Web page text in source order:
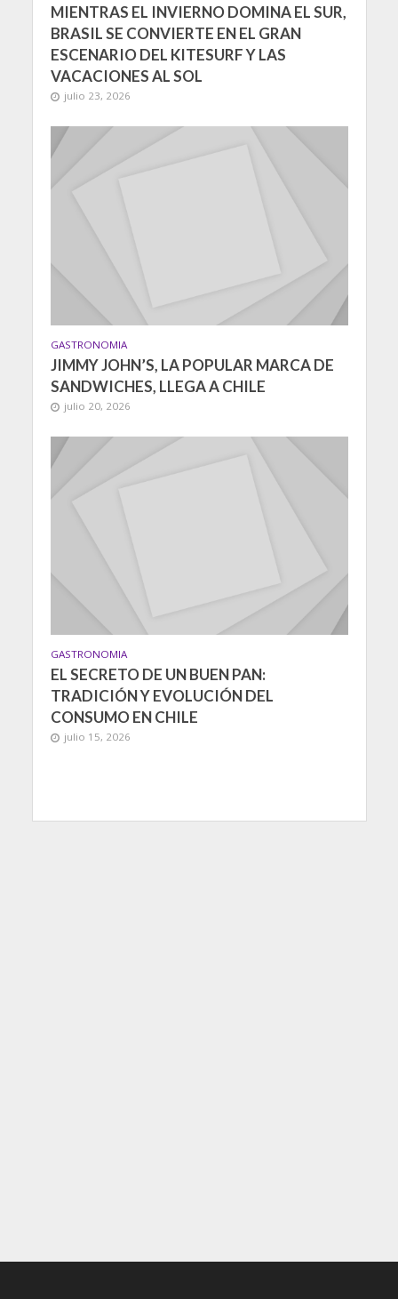
MIENTRAS EL INVIERNO DOMINA EL SUR,
BRASIL SE CONVIERTE EN EL GRAN
ESCENARIO DEL KITESURF Y LAS
VACACIONES AL SOL
julio 23, 2026
GASTRONOMIA
JIMMY JOHN’S, LA POPULAR MARCA DE
SANDWICHES, LLEGA A CHILE
julio 20, 2026
GASTRONOMIA
EL SECRETO DE UN BUEN PAN:
TRADICIÓN Y EVOLUCIÓN DEL
CONSUMO EN CHILE
julio 15, 2026